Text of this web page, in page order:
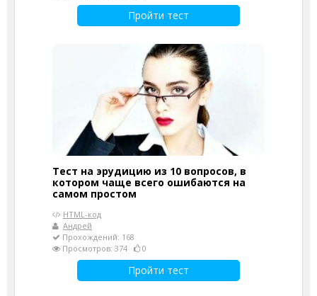
Пройти тест
Тест на эрудицию из 10 вопросов, в
котором чаще всего ошибаются на
самом простом
HTML-код
Андрей
Прохождений: 168
Просмотров: 374
0
Пройти тест